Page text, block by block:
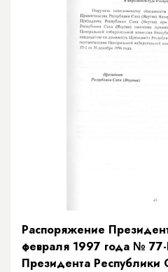
Распоряжение
февраля 1997 года №
Президента Республики